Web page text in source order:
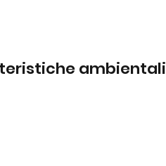
ambientali